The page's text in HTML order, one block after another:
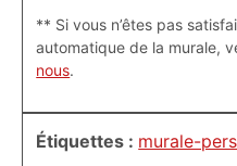
** Si vous n’êtes pas
automatique de la murale,
nous.
Étiquettes : murale-